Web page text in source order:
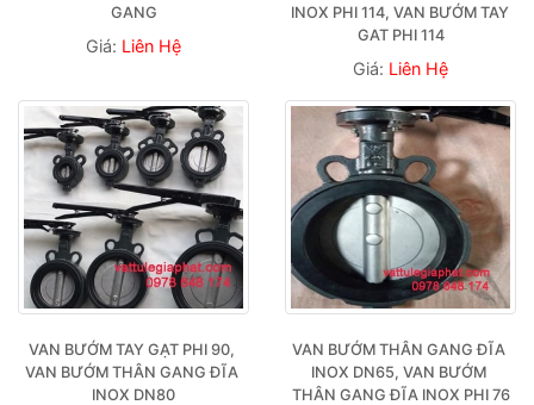
GANG
Giá: Liên Hệ
INOX PHI 114, VAN BƯỚM TAY
GAT PHI 114
Giá: Liên Hệ
VAN BƯỚM TAY GẠT PHI 90,
VAN BƯỚM THÂN GANG ĐĨA
INOX DN80
VAN BƯỚM THÂN GANG ĐĨA
INOX DN65, VAN BƯỚM
THÂN GANG ĐĨA INOX PHI 76